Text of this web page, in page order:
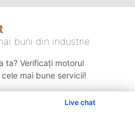
Live chat
buni din industrie
ta? Verificați motorul
mai bune servicii!